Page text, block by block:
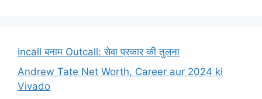
Incall बनाम Outcall: सेवा प्रकार की तुलना
Andrew Tate Net Worth, Career aur 2024 ki
Vivado